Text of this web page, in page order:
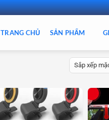
TRANG CHỦ SẢN PHẨM